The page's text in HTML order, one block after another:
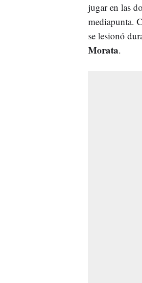
jugar en las
mediapunta.
se lesionó
Morata.